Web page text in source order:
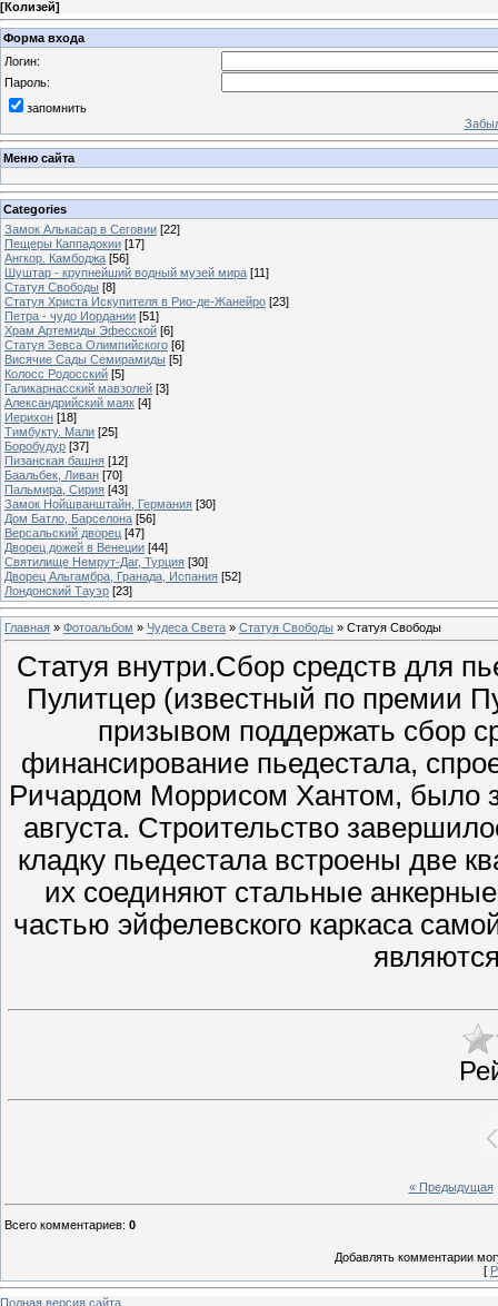
[Колизей]
Форма входа
Логин:
Пароль:
запомнить
Меню сайта
Categories
Замок Алькасар в Сеговии [22]
Пещеры Каппадокии [17]
Ангкор. Камбоджа [56]
Шуштар - крупнейший водный музей мира [11]
Статуя Свободы [8]
Статуя Христа Искупителя в Рио-де-Жанейро [23]
Петра - чудо Иордании [51]
Храм Артемиды Эфесской [6]
Статуя Зевса Олимпийского [6]
Висячие Сады Семирамиды [5]
Колосс Родосский [5]
Галикарнасский мавзолей [3]
Александрийский маяк [4]
Иерихон [18]
Тимбукту. Мали [25]
Боробудур [37]
Пизанская башня [12]
Баальбек, Ливан [70]
Пальмира, Сирия [43]
Замок Нойшванштайн, Германия [30]
Дом Батло, Барселона [56]
Версальский дворец [47]
Дворец дожей в Венеции [44]
Святилище Немрут-Даг, Турция [30]
Дворец Альгамбра, Гранада, Испания [52]
Лондонский Тауэр [23]
Главная » Фотоальбом » Чудеса Света » Статуя Свободы » Статуя Свободы
Статуя внутри.Сбор средств для
Пулитцер (известный по премии
призывом поддержать сбор
финансирование пьедестала,
Ричардом Моррисом Хантом, было
августа. Строительство
кладку пьедестала встроены две
их соединяют стальные
частью эйфелевского каркаса
« Предыдущая
Всего комментариев: 0
Добавлять комментарии
[
Полная версия сайта